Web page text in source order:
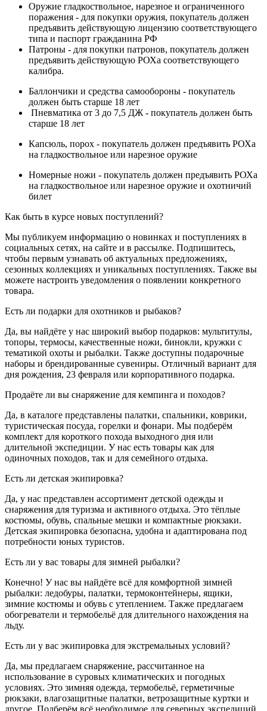
Оружие гладкоствольное, нарезное и ограниченного
поражения - для покупки оружия, покупатель должен
предъявить действующую лицензию соответствующего
типа и паспорт гражданина РФ
Патроны - для покупки патронов, покупатель должен
предъявить действующую РОХа соответствующего
калибра.
Баллончики и средства самообороны - покупатель
должен быть старше 18 лет
Пневматика от 3 до 7,5 ДЖ - покупатель должен быть
старше 18 лет
Капсюль, порох - покупатель должен предъявить РОХа
на гладкоствольное или нарезное оружие
Номерные ножи - покупатель должен предъявить РОХа
на гладкоствольное или нарезное оружие и охотничий
билет
Как быть в курсе новых поступлений?
Мы публикуем информацию о новинках и поступлениях в
социальных сетях, на сайте и в рассылке. Подпишитесь,
чтобы первым узнавать об актуальных предложениях,
сезонных коллекциях и уникальных поступлениях. Также вы
можете настроить уведомления о появлении конкретного
товара.
Есть ли подарки для охотников и рыбаков?
Да, вы найдёте у нас широкий выбор подарков: мультитулы,
топоры, термосы, качественные ножи, бинокли, кружки с
тематикой охоты и рыбалки. Также доступны подарочные
наборы и брендированные сувениры. Отличный вариант для
дня рождения, 23 февраля или корпоративного подарка.
Продаёте ли вы снаряжение для кемпинга и походов?
Да, в каталоге представлены палатки, спальники, коврики,
туристическая посуда, горелки и фонари. Мы подберём
комплект для короткого похода выходного дня или
длительной экспедиции. У нас есть товары как для
одиночных походов, так и для семейного отдыха.
Есть ли детская экипировка?
Да, у нас представлен ассортимент детской одежды и
снаряжения для туризма и активного отдыха. Это тёплые
костюмы, обувь, спальные мешки и компактные рюкзаки.
Детская экипировка безопасна, удобна и адаптирована под
потребности юных туристов.
Есть ли у вас товары для зимней рыбалки?
Конечно! У нас вы найдёте всё для комфортной зимней
рыбалки: ледобуры, палатки, термоконтейнеры, ящики,
зимние костюмы и обувь с утеплением. Также предлагаем
обогреватели и термобельё для длительного нахождения на
льду.
Есть ли у вас экипировка для экстремальных условий?
Да, мы предлагаем снаряжение, рассчитанное на
использование в суровых климатических и погодных
условиях. Это зимняя одежда, термобельё, герметичные
рюкзаки, влагозащитные палатки, ветрозащитные куртки и
другое. Подберём всё необходимое для северных экспедиций,